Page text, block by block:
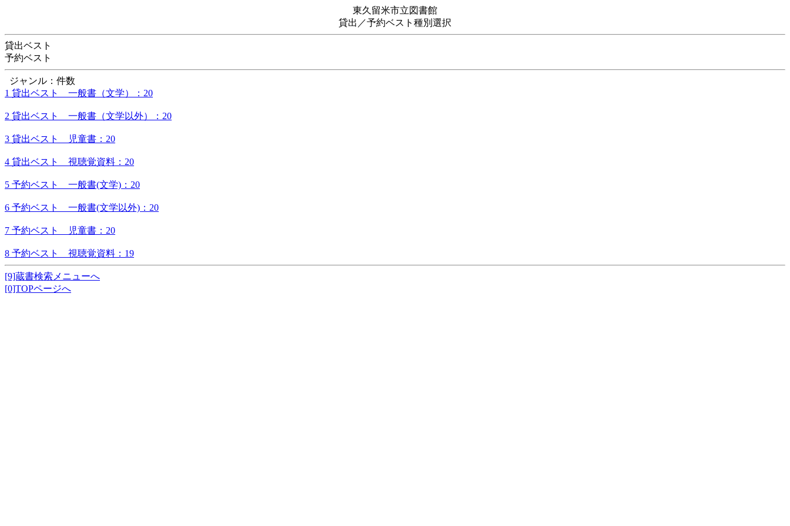
東久留米市立図書館
貸出／予約ベスト種別選択
貸出ベスト
予約ベスト
ジャンル：件数
1 貸出ベスト 一般書（文学）：20
2 貸出ベスト 一般書（文学以外）：20
3 貸出ベスト 児童書：20
4 貸出ベスト 視聴覚資料：20
5 予約ベスト 一般書(文学)：20
6 予約ベスト 一般書(文学以外)：20
7 予約ベスト 児童書：20
8 予約ベスト 視聴覚資料：19
[9]蔵書検索メニューへ
[0]TOPページへ